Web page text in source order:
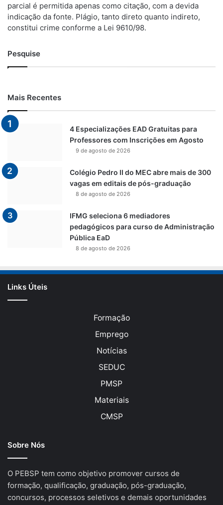
parcial é permitida apenas como citação, com a devida
indicação da fonte. Plágio, tanto direto quanto indireto,
constitui crime conforme a Lei 9610/98.
Pesquise
Mais Recentes
4 Especializações EAD Gratuitas para
Professores com Inscrições em Agosto
9 de agosto de 2026
Colégio Pedro II do MEC abre mais de 300
vagas em editais de pós-graduação
8 de agosto de 2026
IFMG seleciona 6 mediadores
pedagógicos para curso de Administração
Pública EaD
8 de agosto de 2026
Links Úteis
Formação
Emprego
Notícias
SEDUC
PMSP
Materiais
CMSP
Sobre Nós
O PEBSP tem como objetivo promover cursos de
formação, qualificação, graduação, pós-graduação,
concursos, processos seletivos e demais oportunidades